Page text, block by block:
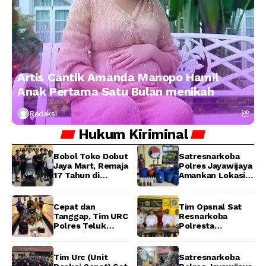
Artis Cantik Amanda Manopo Hamil
Anak Pertama Satu Bulan menikah
Redaksi
Hukum Kiriminal
Bobol Toko Dobut
Jaya Mart, Remaja
17 Tahun di
URC Resmob
Jatanras Polda
Papua Barat
Satresnarkoba
Polres Jayawijaya
Amankan Lokasi
Wamena
Cepat dan
Tanggap, Tim URC
Polres Teluk
Pelaku Pencurian
di SMA
Tim Opsnal Sat
Resnarkoba
Polresta
Kasus Tindak
Pidana Narkotika
Tim Urc (Unit
Satresnarkoba